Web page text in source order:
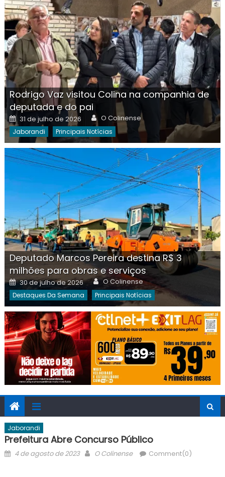
Rodrigo Vaz visitou Colina na companhia de
deputada e do pai
Posted
on
31 de julho de 2026 Author
O Colinense
Jaborandi Principais Notícias
Deputado Marcos Pereira destina R$ 3
milhões para obras e serviços
Posted
on
30 de julho de 2026 Author
O Colinense
Destaques Da Semana Principais Notícias
Jaborandi
Prefeitura Abre Concurso Público
Posted
4 de agosto de 2023 Author
O Colinense Comment(0)